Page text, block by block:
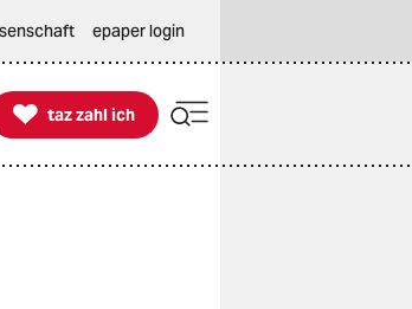
epaper login

taz zahl ich
taz zahl ich